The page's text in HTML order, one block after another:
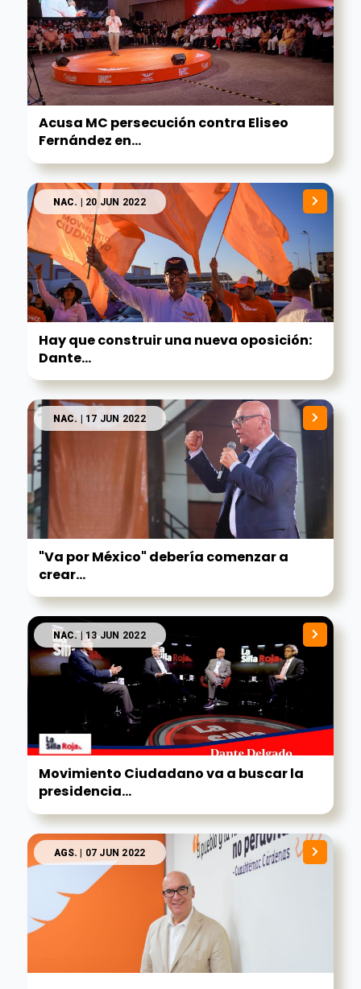
Acusa MC persecución contra Eliseo
Fernández en...
NAC. | 20 JUN 2022
Hay que construir una nueva oposición:
Dante...
NAC. | 17 JUN 2022
"Va por México" debería comenzar a
crear...
NAC.| 13 JUN 2022
Movimiento Ciudadano va a buscar la
presidencia...
AGS. | 07 JUN 2022